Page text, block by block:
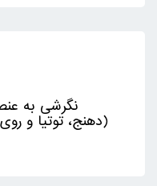
نگرشی به
(دهنج، توتیا و